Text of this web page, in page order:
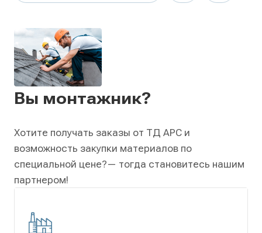
Вы монтажник?
Хотите получать заказы от ТД АРС и
возможность закупки материалов по
специальной цене?— тогда становитесь нашим
партнером!